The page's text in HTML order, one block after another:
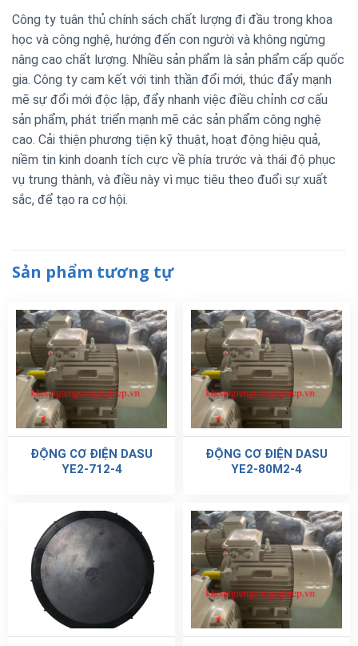
Công ty tuân thủ chính sách chất lượng đi đầu trong khoa
học và công nghệ, hướng đến con người và không ngừng
nâng cao chất lượng. Nhiều sản phẩm là sản phẩm cấp quốc
gia. Công ty cam kết với tinh thần đổi mới, thúc đẩy mạnh
mẽ sự đổi mới độc lập, đẩy nhanh việc điều chỉnh cơ cấu
sản phẩm, phát triển mạnh mẽ các sản phẩm công nghệ
cao. Cải thiện phương tiện kỹ thuật, hoạt động hiệu quả,
niềm tin kinh doanh tích cực về phía trước và thái độ phục
vụ trung thành, và điều này vì mục tiêu theo đuổi sự xuất
sắc, để tạo ra cơ hội.
Sản phẩm tương tự
ĐỘNG CƠ ĐIỆN DASU
YE2-712-4
ĐỘNG CƠ ĐIỆN DASU
YE2-80M2-4